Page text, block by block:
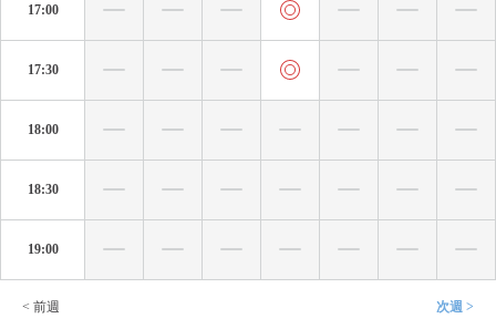
17:00
17:30
18:00
18:30
19:00
< 前週 次週 >